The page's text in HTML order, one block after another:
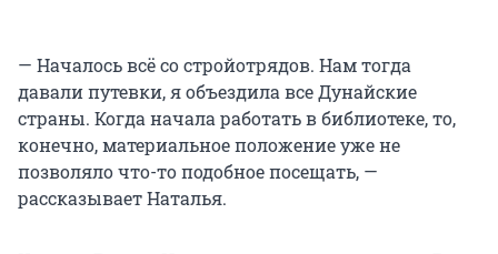
— Началось всё со стройотрядов. Нам тогда
давали путевки, я объездила все Дунайские
страны. Когда начала работать в библиотеке, то,
конечно, материальное положение уже не
позволяло что-то подобное посещать, —
рассказывает Наталья.